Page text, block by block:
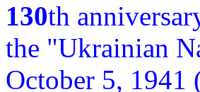
130th
the "Ukrainian
October 5, 1941